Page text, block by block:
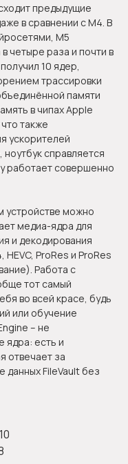
предыдущие
в сравнении с M4. В
M5
четыре раза и почти в
10 ядер,
трассировки
памяти
в чипах Apple
также
ускорителей
справляется
работает совершенно
устройстве можно
медиа-ядра для
и декодирования
ProRes и ProRes
Работа с
тот самый
во всей красе, будь
или обучение
– не
ядра: есть и
отвечает за
FileVault без